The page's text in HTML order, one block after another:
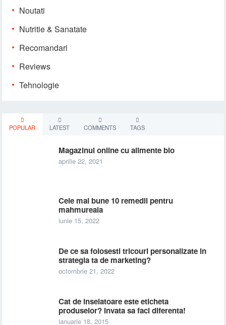
Noutati
Nutritie & Sanatate
Recomandari
Reviews
Tehnologie
POPULAR LATEST COMMENTS TAGS
Magazinul online cu alimente bio
aprilie 22, 2021
Cele mai bune 10 remedii pentru
mahmureala
iunie 15, 2022
De ce sa folosesti tricouri personalizate in
strategia ta de marketing?
octombrie 21, 2022
Cat de inselatoare este eticheta
produselor? Invata sa faci diferenta!
ianuarie 18, 2015